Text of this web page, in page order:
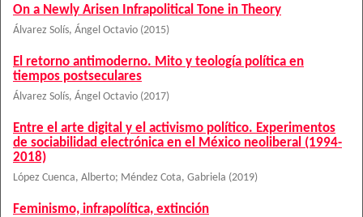
On a Newly Arisen Infrapolitical Tone in Theory
Álvarez Solís, Ángel Octavio (2015)
El retorno antimoderno. Mito y teología política en
tiempos postseculares
Álvarez Solís, Ángel Octavio (2017)
Entre el arte digital y el activismo político. Experimentos
de sociabilidad electrónica en el México neoliberal (1994-
2018)
López Cuenca, Alberto; Méndez Cota, Gabriela (2019)
Feminismo, infrapolítica, extinción